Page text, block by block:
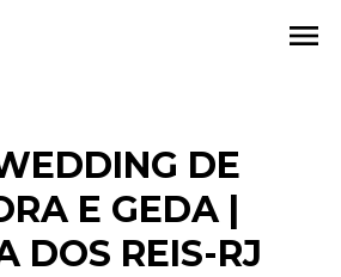
menu
DE
E GEDA |
DOS REIS-RJ